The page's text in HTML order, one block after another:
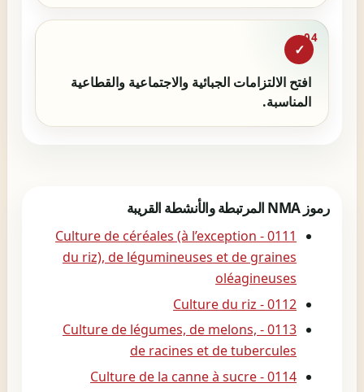
✓
04
افتح الالتزامات الجبائية والاجتماعية والقطاعية
المناسبة.
رموز NMA المرتبطة والأنشطة القريبة
0111 - Culture de céréales (à l’exception
du riz), de légumineuses et de graines
oléagineuses
0112 - Culture du riz
0113 - Culture de légumes, de melons,
de racines et de tubercules
0114 - Culture de la canne à sucre